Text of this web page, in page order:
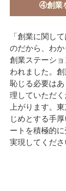
④創業
「創業に関し
のだから、わ
創業ステーシ
われました。
恥じる必要は
理していただ
上がります。
じめとする手
ートを積極的
実現してくださ